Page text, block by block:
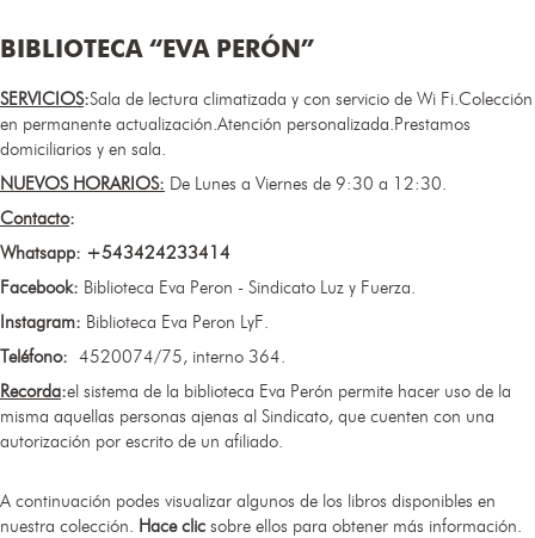
BIBLIOTECA “EVA PERÓN”
SERVICIOS:Sala de lectura climatizada y con servicio de Wi Fi.Colección
en permanente actualización.Atención personalizada.Prestamos
domiciliarios y en sala.
NUEVOS HORARIOS:​ De Lunes a Viernes de 9:30 a 12:30.
Contacto:
Whatsapp: +543424233414
Facebook: Biblioteca Eva Peron - Sindicato Luz y Fuerza.
Instagram: Biblioteca Eva Peron LyF.
Teléfono: 4520074/75, interno 364.
Recorda:el sistema de la biblioteca Eva Perón permite hacer uso de la
misma aquellas personas ajenas al Sindicato, que cuenten con una
autorización por escrito de un afiliado.
A continuación podes visualizar algunos de los libros disponibles en
nuestra colección. Hace clic sobre ellos para obtener más información.